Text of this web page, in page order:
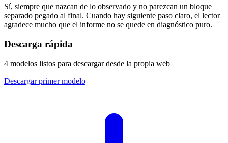
Sí, siempre que nazcan de lo observado y no parezcan un bloque
separado pegado al final. Cuando hay siguiente paso claro, el lector
agradece mucho que el informe no se quede en diagnóstico puro.
Descarga rápida
4 modelos listos para descargar desde la propia web
Descargar primer modelo